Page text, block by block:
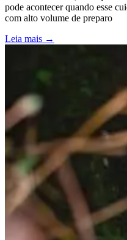
pode acontecer quando esse
com alto volume de preparo
Leia mais →